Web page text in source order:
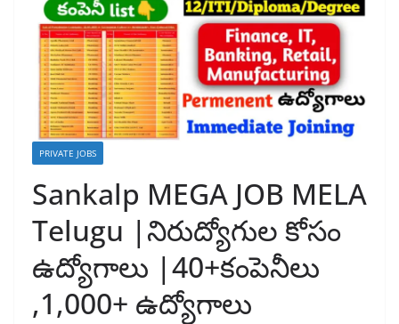
PRIVATE JOBS
Sankalp MEGA JOB MELA
Telugu |నిరుద్యోగుల కోసం
ఉద్యోగాలు |40+కంపెనీలు
,1,000+ ఉద్యోగాలు